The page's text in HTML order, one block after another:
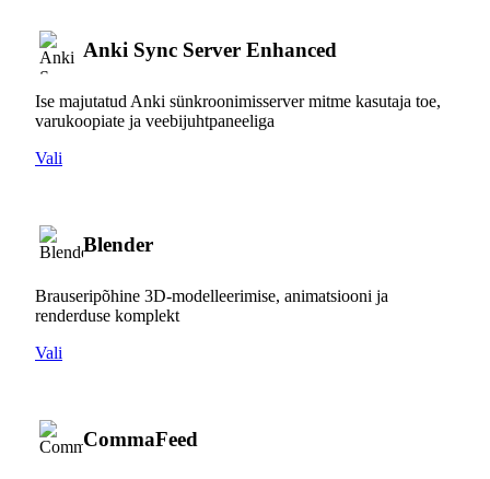
Anki Sync Server Enhanced
Ise majutatud Anki sünkroonimisserver mitme kasutaja toe,
varukoopiate ja veebijuhtpaneeliga
Vali
Blender
Brauseripõhine 3D-modelleerimise, animatsiooni ja
renderduse komplekt
Vali
CommaFeed